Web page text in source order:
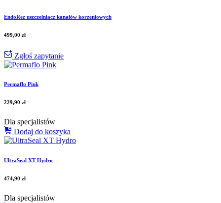
EndoRez uszczelniacz kanałów korzeniowych
499,00 zł
Zgłoś zapytanie
Permaflo Pink
229,90 zł
Dla specjalistów
Dodaj do koszyka
UltraSeal XT Hydro
474,90 zł
Dla specjalistów